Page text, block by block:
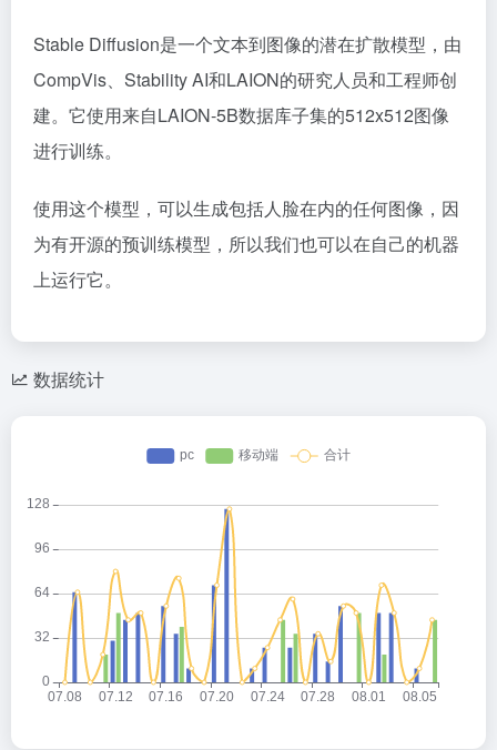
Stable Diffusion是一个文本到图像的潜在扩散模型，由
CompVis、Stability AI和LAION的研究人员和工程师创
建。它使用来自LAION-5B数据库子集的512x512图像
进行训练。
使用这个模型，可以生成包括人脸在内的任何图像，因
为有开源的预训练模型，所以我们也可以在自己的机器
上运行它。
数据统计